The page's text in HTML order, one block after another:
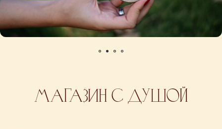
Магазин с душой